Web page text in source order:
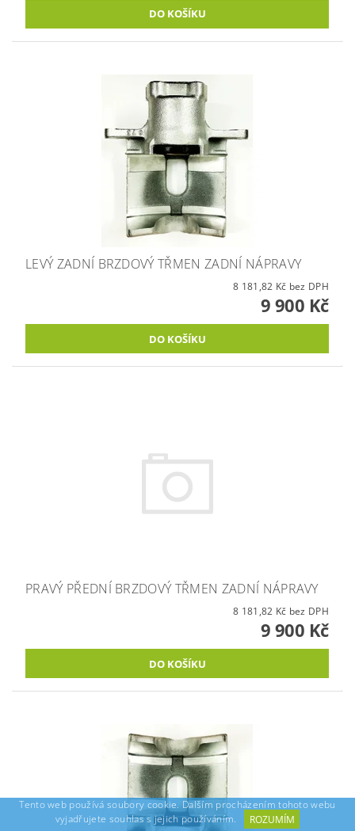
LEVÝ ZADNÍ BRZDOVÝ TŘMEN ZADNÍ NÁPRAVY
8 181,82 Kč bez DPH
9 900 Kč
PRAVÝ PŘEDNÍ BRZDOVÝ TŘMEN ZADNÍ NÁPRAVY
8 181,82 Kč bez DPH
9 900 Kč
Tento web používá soubory cookie. Dalším procházením tohoto webu
vyjadřujete souhlas s jejich používáním.
ROZUMÍM